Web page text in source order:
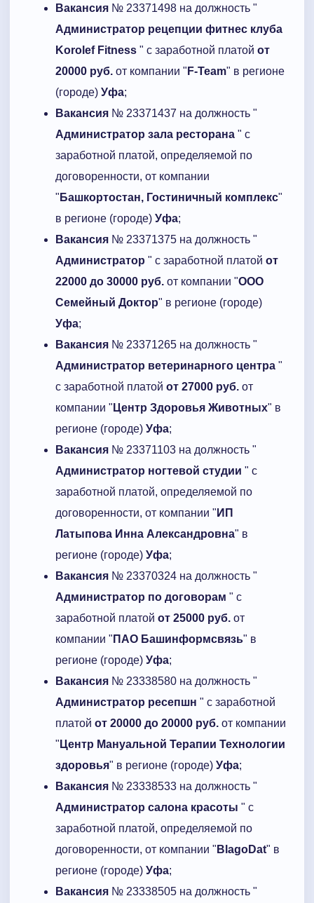
Вакансия № 23371498 на должность "
Администратор рецепции фитнес клуба
Korolef Fitness " с заработной платой от
20000 руб. от компании " F-Team" в регионе
(городе) Уфа;
Вакансия № 23371437 на должность "
Администратор зала ресторана " с
заработной платой, определяемой по
договоренности, от компании
" Башкортостан, Гостиничный комплекс"
в регионе (городе) Уфа;
Вакансия № 23371375 на должность "
Администратор " с заработной платой от
22000 до 30000 руб. от компании "ООО
Семейный Доктор" в регионе (городе)
Уфа;
Вакансия № 23371265 на должность "
Администратор ветеринарного центра "
с заработной платой от 27000 руб. от
компании " Центр Здоровья Животных" в
регионе (городе) Уфа;
Вакансия № 23371103 на должность "
Администратор ногтевой студии " с
заработной платой, определяемой по
договоренности, от компании " ИП
Латыпова Инна Александровна" в
регионе (городе) Уфа;
Вакансия № 23370324 на должность "
Администратор по договорам " с
заработной платой от 25000 руб. от
компании " ПАО Башинформсвязь" в
регионе (городе) Уфа;
Вакансия № 23338580 на должность "
Администратор ресепшн " с заработной
платой от 20000 до 20000 руб. от компании
" Центр Мануальной Терапии Технологии
здоровья" в регионе (городе) Уфа;
Вакансия № 23338533 на должность "
Администратор салона красоты " с
заработной платой, определяемой по
договоренности, от компании " BlagoDat" в
регионе (городе) Уфа;
Вакансия № 23338505 на должность "